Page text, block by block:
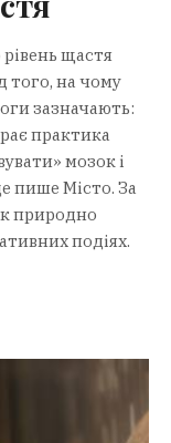
щастя
того, на чому
зазначають:
практика
мозок і
пише Місто. За
природно
подіях.